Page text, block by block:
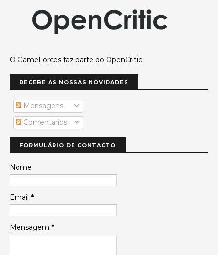
O GameForces faz parte do OpenCritic
RECEBE AS NOSSAS NOVIDADES
Mensagens
Comentários
FORMULÁRIO DE CONTACTO
Nome
Email *
Mensagem *